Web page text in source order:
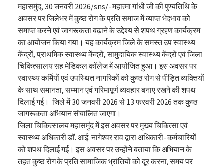
Link
महासमुंद, 30 जनवरी 2026/sns/- महात्मा गांधी जी की पुण्यतिथि के
अवसर पर जिलेभर में कुष्ठ रोग के प्रति समाज में व्याप्त भेदभाव को
समाप्त करने एवं जागरूकता बढ़ाने के उद्देश्य से शपथ ग्रहण कार्यक्रम
का आयोजन किया गया। यह कार्यक्रम जिले के समस्त उप स्वास्थ्य
केंद्रों, प्राथमिक स्वास्थ्य केंद्रों, सामुदायिक स्वास्थ्य केंद्रों एवं जिला
चिकित्सालय सह मेडिकल कॉलेज में आयोजित हुआ। इस अवसर पर
स्वास्थ्य कर्मियों एवं उपस्थित नागरिकों को कुष्ठ रोग से पीड़ित व्यक्तियों
के साथ समानता, सम्मान एवं गरिमापूर्ण व्यवहार बनाए रखने की शपथ
दिलाई गई। जिले में 30 जनवरी 2026 से 13 फरवरी 2026 तक कुष्ठ
जागरूकता अभियान संचालित जाएगा।
जिला चिकित्सालय महासमुंद में इस अवसर पर मुख्य चिकित्सा एवं
स्वास्थ्य अधिकारी डॉ. आई. नागेश्वर राव द्वारा अधिकारी- कर्मचारियों
को शपथ दिलाई गई। इस अवसर पर उन्होंने बताया कि अभियान के
तहत कुष्ठ रोग के प्रति सामाजिक भ्रांतियों को दूर करना, समय पर